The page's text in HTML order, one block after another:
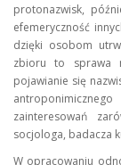
protonazwisk,
efemeryczność
dzięki osobom
zbioru to sprawa
pojawianie się
zainteresowań
socjologa, badacza
W opracowaniu